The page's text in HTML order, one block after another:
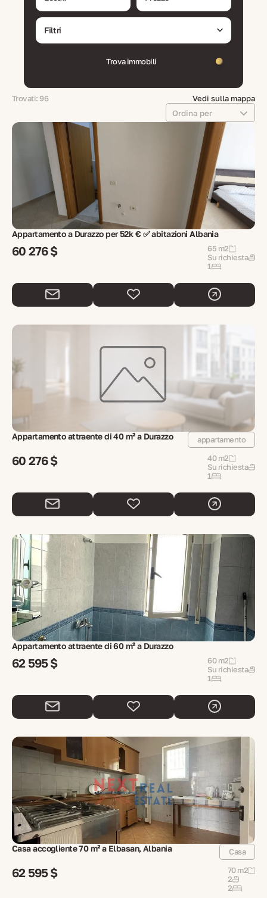
Filtri
Trova immobili
Trovati: 96
Vedi sulla mappa
Ordina per
Appartamento a Durazzo per 52k € ✅ abitazioni Albania
60 276 $
65 m2
Su richiesta
1
Appartamento attraente di 40 m² a Durazzo appartamento
60 276 $
40 m2
Su richiesta
1
Appartamento attraente di 60 m² a Durazzo
62 595 $
60 m2
Su richiesta
1
Casa accogliente 70 m² a Elbasan, Albania Casa
62 595 $
70 m2
2
2